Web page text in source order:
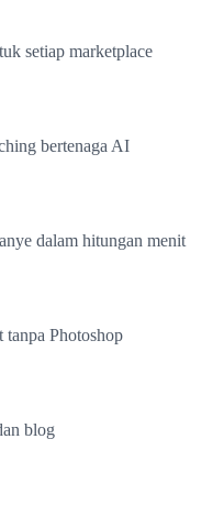
setiap marketplace
bertenaga AI
dalam hitungan menit
tanpa Photoshop
blog